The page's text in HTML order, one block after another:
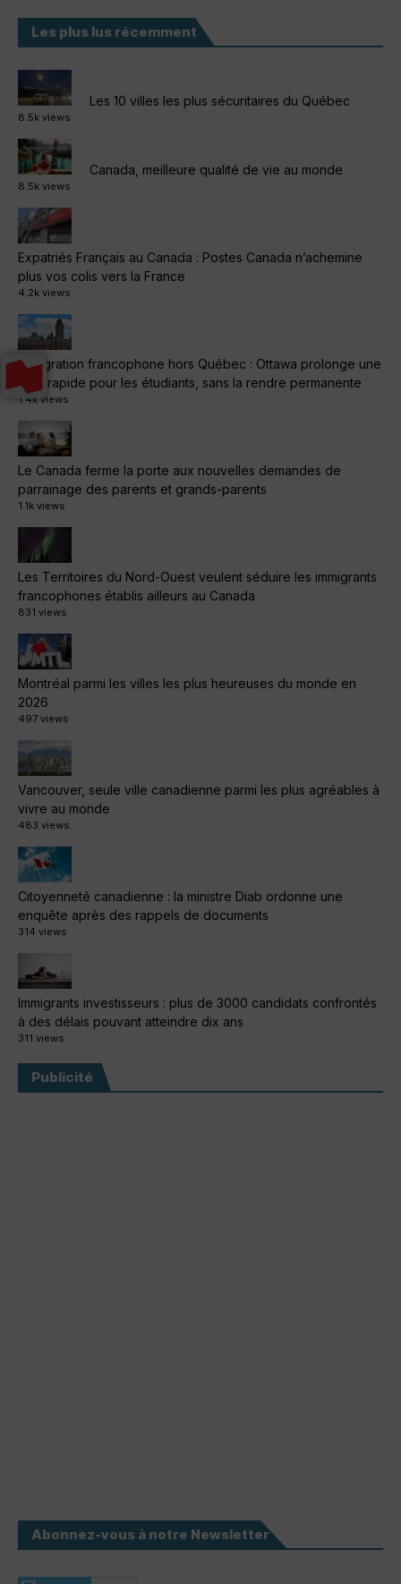
Les plus lus récemment
Les 10 villes les plus sécuritaires du Québec
8.5k views
Canada, meilleure qualité de vie au monde
8.5k views
Expatriés Français au Canada : Postes Canada n’achemine
plus vos colis vers la France
4.2k views
Immigration francophone hors Québec : Ottawa prolonge une
voie rapide pour les étudiants, sans la rendre permanente
1.4k views
Le Canada ferme la porte aux nouvelles demandes de
parrainage des parents et grands-parents
1.1k views
Les Territoires du Nord-Ouest veulent séduire les immigrants
francophones établis ailleurs au Canada
831 views
Montréal parmi les villes les plus heureuses du monde en
2026
497 views
Vancouver, seule ville canadienne parmi les plus agréables à
vivre au monde
483 views
Citoyenneté canadienne : la ministre Diab ordonne une
enquête après des rappels de documents
314 views
Immigrants investisseurs : plus de 3000 candidats confrontés
à des délais pouvant atteindre dix ans
311 views
Publicité
Abonnez-vous à notre Newsletter